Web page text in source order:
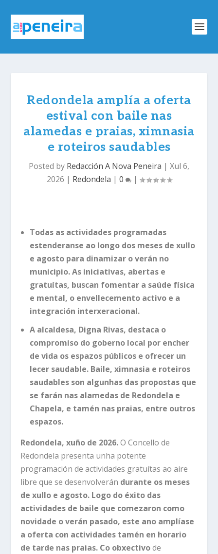
Redondela amplía a oferta
estival con baile nas
alamedas e praias, ximnasia
e roteiros saudables
Posted by Redacción A Nova Peneira | Xul 6,
2026 | Redondela | 0 |
Todas as actividades programadas
estenderanse ao longo dos meses de xullo
e agosto para dinamizar o verán no
municipio. As iniciativas, abertas e
gratuítas, buscan fomentar a saúde física
e mental, o envellecemento activo e a
integración interxeracional.
A alcaldesa, Digna Rivas, destaca o
compromiso do goberno local por encher
de vida os espazos públicos e ofrecer un
lecer saudable. Baile, ximnasia e roteiros
saudables son algunhas das propostas que
se farán nas alamedas de Redondela e
Chapela, e tamén nas praias, entre outros
espazos.
Redondela, xuño de 2026.O Concello de
Redondela presenta unha potente
programación de actividades gratuítas ao aire
libre que se desenvolverán durante os meses
de xullo e agosto. Logo do éxito das
actividades de baile que comezaron como
novidade o verán pasado, este ano amplíase
a oferta con actividades tamén en horario
de tarde nas praias. Co obxectivode